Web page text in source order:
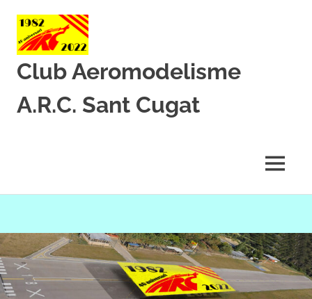
Skip
to
content
Club Aeromodelisme
A.R.C. Sant Cugat
MENU